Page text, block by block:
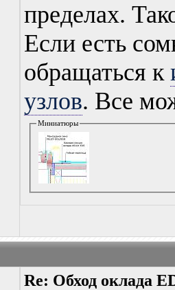
пределах.
Если есть
обращаться к
узлов. Все
Миниатюры
Re: Обход оклада